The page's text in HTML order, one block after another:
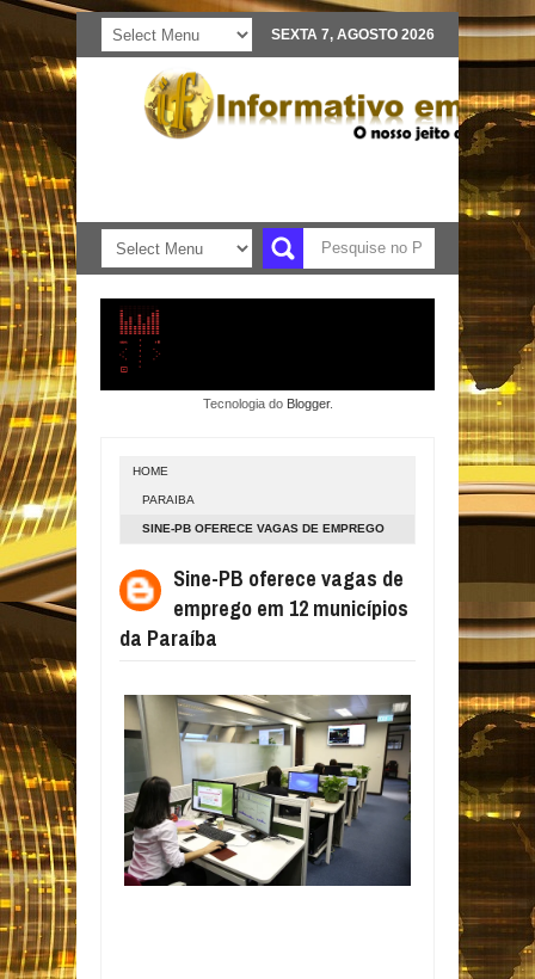
SEXTA 7, AGOSTO 2026
Tecnologia do Blogger.
HOME
PARAIBA
SINE-PB OFERECE VAGAS DE EMPREGO
Sine-PB oferece vagas de
emprego em 12 municípios
da Paraíba